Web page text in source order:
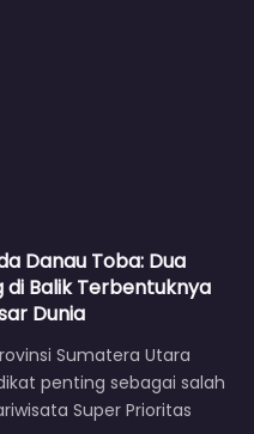
Danau Toba: Dua
di Balik Terbentuknya
Dunia
Sumatera Utara
penting sebagai salah
Super Prioritas